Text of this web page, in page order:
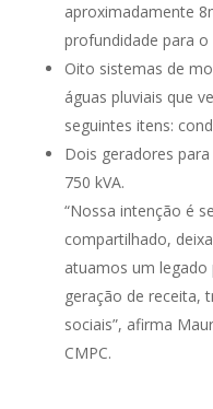
aproximadamente
profundidade para
Oito sistemas de
águas pluviais que
seguintes itens:
Dois geradores
750 kVA.
“Nossa intenção é
compartilhado,
atuamos um
geração de receita,
sociais”, afirma
CMPC.